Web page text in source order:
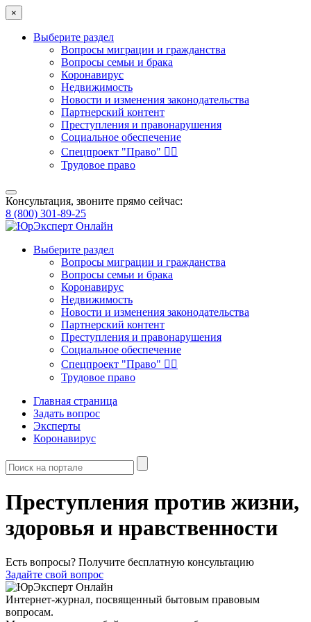
×
Выберите раздел
Вопросы миграции и гражданства
Вопросы семьи и брака
Коронавирус
Недвижимость
Новости и изменения законодательства
Партнерский контент
Преступления и правонарушения
Социальное обеспечение
Спецпроект "Право" 👮‍♂️
Трудовое право
Консультация, звоните прямо сейчас:
8 (800) 301-89-25
Выберите раздел
Вопросы миграции и гражданства
Вопросы семьи и брака
Коронавирус
Недвижимость
Новости и изменения законодательства
Партнерский контент
Преступления и правонарушения
Социальное обеспечение
Спецпроект "Право" 👮‍♂️
Трудовое право
Главная страница
Задать вопрос
Эксперты
Коронавирус
Преступления против жизни,
здоровья и нравственности
Есть вопросы? Получите бесплатную консультацию
Задайте свой вопрос
Интернет-журнал, посвященный бытовым правовым
вопросам.